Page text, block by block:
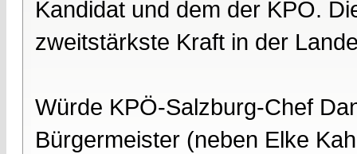
Kandidat und dem der KPÖ.
zweitstärkste Kraft in der
Würde KPÖ-Salzburg-Chef
Bürgermeister (neben Elke